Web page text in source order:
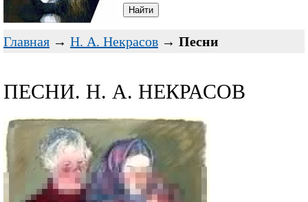
Главная → Н. А. Некрасов → Песни
ПЕСНИ. Н. А. НЕКРАСОВ